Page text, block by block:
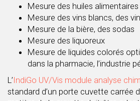
Mesure des huiles alimentaires
Mesure des vins blancs, des
Mesure de la bière, des sodas
Mesure des liquoreux
Mesure de liquides colorés
dans la pharmacie, l’industrie
L’IndiGo UV/Vis module analyse
standard d’un porte cuvette carrée